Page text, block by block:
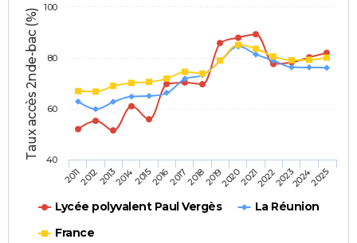
Taux accès 2nde-bac (%)
Lycée polyvalent Paul Vergès
La Réunion
France
201120122013201420152016201720182019202020212022202320242025
40
60
80
100